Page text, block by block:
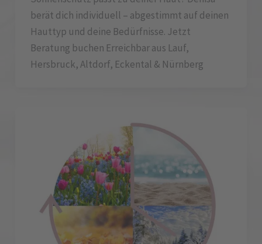
berät dich individuell – abgestimmt auf deinen
Hauttyp und deine Bedürfnisse. Jetzt
Beratung buchen Erreichbar aus Lauf,
Hersbruck, Altdorf, Eckental & Nürnberg